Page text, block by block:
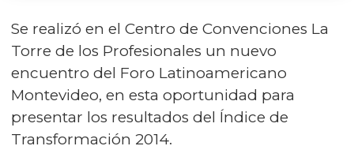
Se realizó en el Centro de Convenciones La
Torre de los Profesionales un nuevo
encuentro del Foro Latinoamericano
Montevideo, en esta oportunidad para
presentar los resultados del Índice de
Transformación 2014.